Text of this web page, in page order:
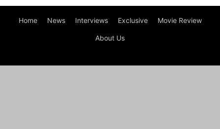
Home News Interviews Exclusive Movie Review
About Us